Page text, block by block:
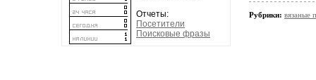
Отчеты:
Посетители
Поисковые фразы
Рубрики: вязаные